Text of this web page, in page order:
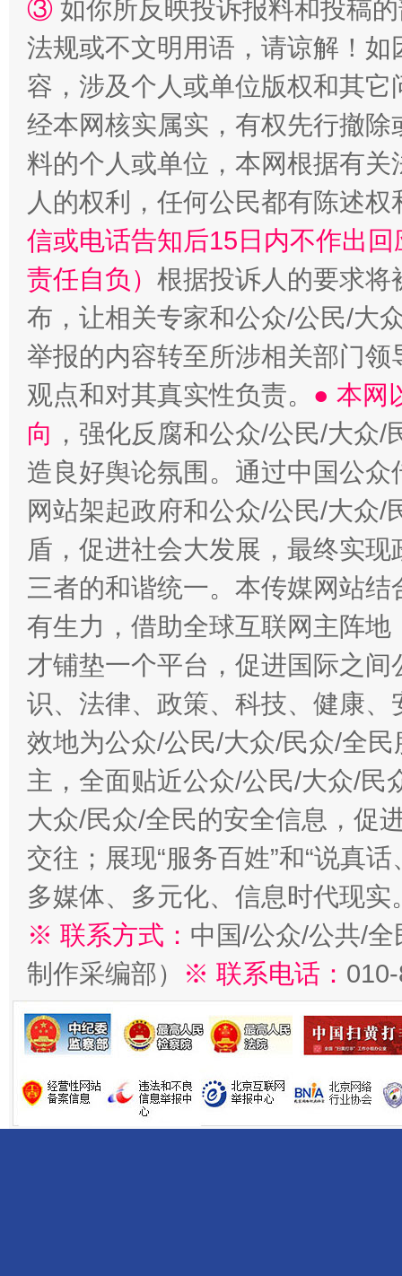
“蜀中异人”王建安的艺术幻境
③ 如你所反映投诉报料和投稿
法规或不文明用语，请谅解！
容，涉及个人或单位版权和其它
经本网核实属实，有权先行撤
料的个人或单位，本网根据有
人的权利，任何公民都有陈述
信或电话告知后15日内不作出
责任自负） 根据投诉人的要求将
布，让相关专家和公众/公民/大
举报的内容转至所涉相关部门
观点和对其真实性负责。 ● 本网
向 ，强化反腐和公众/公民/大众
造良好舆论氛围。通过中国公
网站架起政府和公众/公民/大众
盾，促进社会大发展，最终实
三者的和谐统一。本传媒网站
有生力，借助全球互联网主阵
才铺垫一个平台，促进国际之
识、法律、政策、科技、健康
效地为公众/公民/大众/民众/全
主，全面贴近公众/公民/大众/民
大众/民众/全民的安全信息，促
交往；展现“服务百姓”和“说真
多媒体、多元化、信息时代现实
※ 联系方式： 中国/公众/公共/
制作采编部）
※ 联系电话：